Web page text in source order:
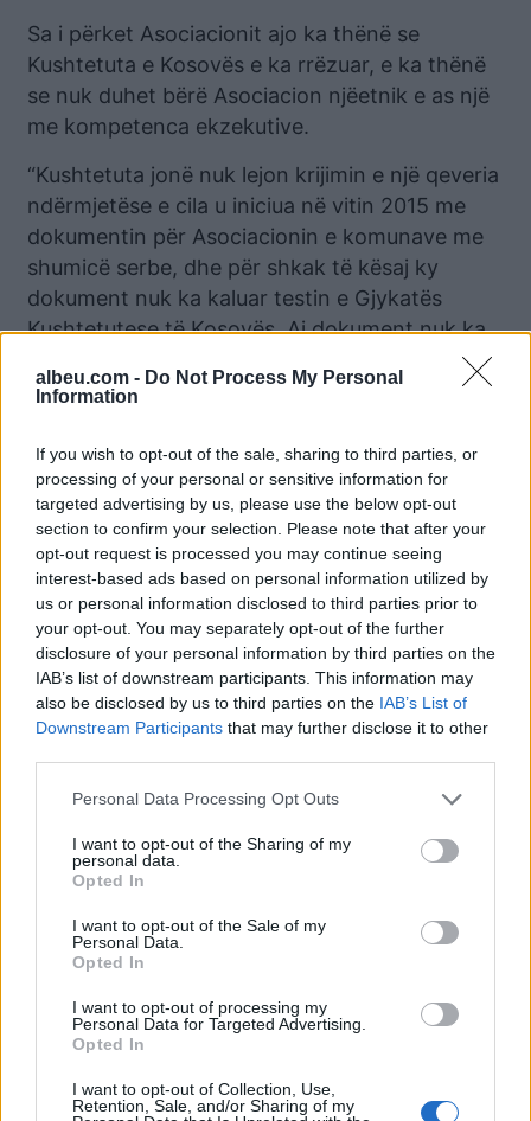
albeu.com - Do Not Process My Personal
Information
If you wish to opt-out of the sale, sharing to third parties, or
processing of your personal or sensitive information for
targeted advertising by us, please use the below opt-out
section to confirm your selection. Please note that after your
opt-out request is processed you may continue seeing
interest-based ads based on personal information utilized by
us or personal information disclosed to third parties prior to
your opt-out. You may separately opt-out of the further
disclosure of your personal information by third parties on the
IAB’s list of downstream participants. This information may
also be disclosed by us to third parties on the IAB’s List of
Downstream Participants that may further disclose it to other
Personal Data Processing Opt Outs
I want to opt-out of the Sharing of my
personal data.
Opted In
I want to opt-out of the Sale of my
Personal Data.
Opted In
I want to opt-out of processing my
Personal Data for Targeted Advertising.
Opted In
I want to opt-out of Collection, Use,
Retention, Sale, and/or Sharing of my
Sa i përket Asociacionit ajo ka thënë se
Kushtetuta e Kosovës e ka rrëzuar, e ka thënë
se nuk duhet bërë Asociacion njëetnik e as një
me kompetenca ekzekutive.
“Kushtetuta jonë nuk lejon krijimin e një qeveria
ndërmjetëse e cila u iniciua në vitin 2015 me
dokumentin për Asociacionin e komunave me
shumicë serbe, dhe për shkak të kësaj ky
dokument nuk ka kaluar testin e Gjykatës
Kushtetutese të Kosovës. Ai dokument nuk ka
Gjykatës Kushtetutese, si e tillë nuk është
Bruksel. Për më tepër, sistemi ynë kushtetuese,
plani i Ahtisaarit, ligji për pushtetin lokal si dhe
vendimi i Kushtetueses në Kosovë deklaruan
vijat e kuqe si dhe parimet të cilat mund të
përdoren nëse komunat dëshirojnë të
bashkëpunojnë me njëra-tjetrën. Pozicioni im
është i qartë, jo vetëm tash si presidente, por
edhe që nga viti 2013, kur u iniciua kjo temë në
Parlament, se askush nuk është kundër
bashkëveprimeve mes komunave, por duhet
shkuar sipas parimeve të Kushtetutës së
Kosovës, e cila ndër të tjera kërkon edhe
nevojshme të mos ketë asnjë pushtet ekzekutiv
dhe se nuk mund të krijojë një forcë apo enitet
ndërmjetës mes administratës lokale dhe
qendrore. Kemi të bëjmë me fqinj si Serbia që
do t’i keqpërdorë pakicat. Kjo është arsyeja pse
është e rëndësishme që të jemi të kujdesshëm
në atë që sugjerohet, sepse për ne, ajo nuk
ardhmen e jetëve tona. Ne duhet të jetojmë me